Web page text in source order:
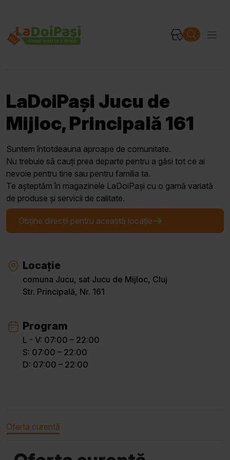
LaDoiPași Jucu de
Mijloc, Principală 161
Suntem întotdeauna aproape de comunitate.
Nu trebuie să cauți prea departe pentru a găsi tot ce ai
nevoie pentru tine sau pentru familia ta.
Te așteptăm în magazinele LaDoiPași cu o gamă variată
de produse și servicii de calitate.
Obține direcții pentru această locație
Locație
comuna Jucu, sat Jucu de Mijloc, Cluj
Str. Principală, Nr. 161
Program
L - V: 07:00 – 22:00
S: 07:00 – 22:00
D: 07:00 – 22:00
Oferta curentă